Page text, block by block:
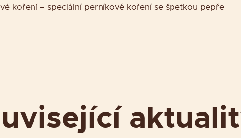
koření – speciální perníkové koření se špetkou pepře